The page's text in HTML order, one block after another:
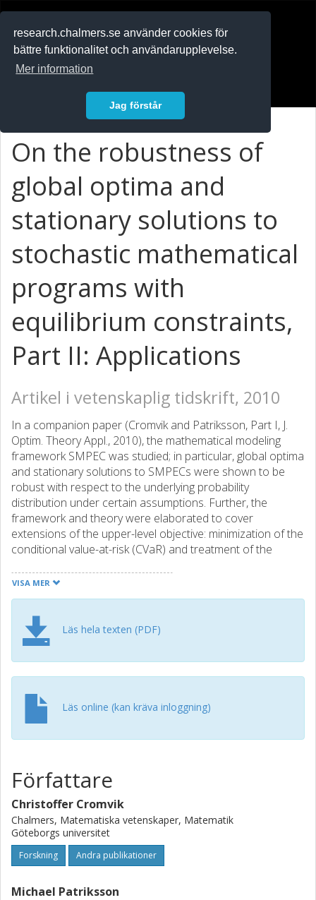
research.chalmers.se använder cookies för
bättre funktionalitet och användarupplevelse.
Mer information
Jag förstår
On the robustness of
global optima and
stationary solutions to
stochastic mathematical
programs with
equilibrium constraints,
Part II: Applications
Artikel i vetenskaplig tidskrift, 2010
In a companion paper (Cromvik and Patriksson, Part I, J.
Optim. Theory Appl., 2010), the mathematical modeling
framework SMPEC was studied; in particular, global optima
and stationary solutions to SMPECs were shown to be
robust with respect to the underlying probability
distribution under certain assumptions. Further, the
framework and theory were elaborated to cover
extensions of the upper-level objective: minimization of the
conditional value-at-risk (CVaR) and treatment of the
applications of these results: a classic traffic network
design problem, where travel costs are uncertain, and the
radiation therapy, where the machine parameters and the
position of the organs are uncertain. Owing to the
generality of SMPEC, we can model these two very
different applications within the same framework. Our
formalism for modeling and analysis purposes; in
particular, information from scenarios in the lower-level
problem may provide very useful additional insights into a
VISA MER
Läs hela texten (PDF)
Läs online (kan kräva inloggning)
Författare
Christoffer Cromvik
Chalmers, Matematiska vetenskaper, Matematik
Göteborgs universitet
Forskning Andra publikationer
Michael Patriksson